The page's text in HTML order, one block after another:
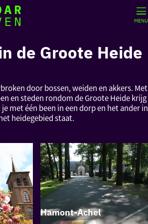
MENU
de Groote Heide
door bossen, weiden en akkers. Met
en steden rondom de Groote Heide krijg
met één been in een dorp en het ander in
heidegebied staat.
Hamont-Achel